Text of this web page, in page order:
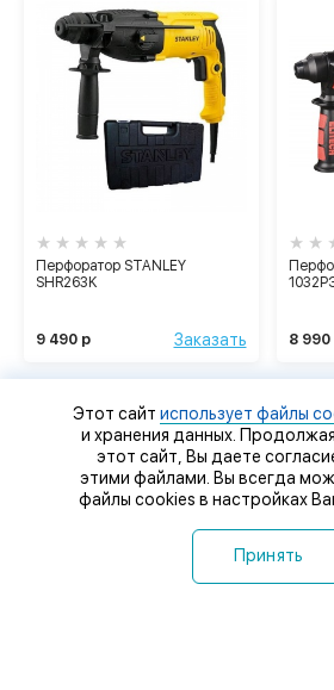
Перфоратор STANLEY
SHR263K
9 490 р Заказать 8 990
Этот сайт использует файлы
и хранения данных.
этот сайт, Вы даете
этими файлами. Вы всегда
файлы cookies в настройках
Принять